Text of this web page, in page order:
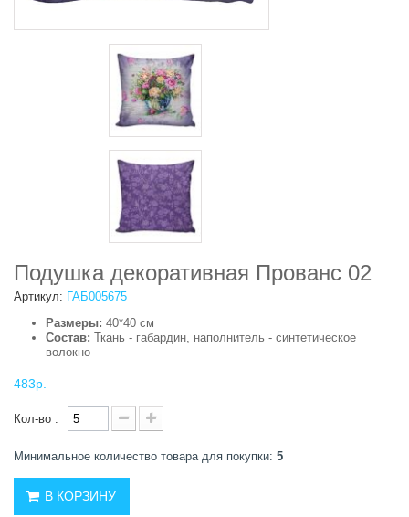
Подушка декоративная Прованс 02
Артикул: ГАБ005675
Размеры: 40*40 см
Состав: Ткань - габардин, наполнитель - синтетическое
волокно
483р.
Кол-во :
Минимальное количество товара для покупки: 5
В КОРЗИНУ